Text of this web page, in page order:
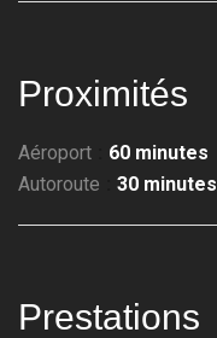
Proximités
Aéroport
60 minutes
Autoroute
30 minutes
Prestations